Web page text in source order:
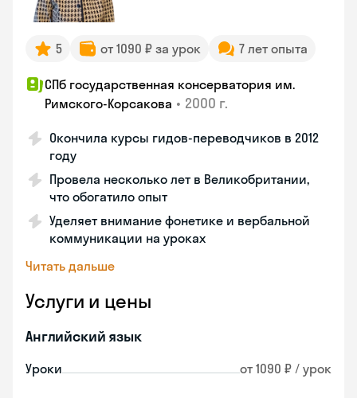
5 от 1090 ₽ за урок 7 лет опыта
СПб государственная консерватория им.
Римского-Корсакова • 2000 г.
Окончила курсы гидов-переводчиков в 2012
году
Провела несколько лет в Великобритании,
что обогатило опыт
Уделяет внимание фонетике и вербальной
коммуникации на уроках
Читать дальше
Услуги и цены
Английский язык
Уроки от 1090 ₽ / урок